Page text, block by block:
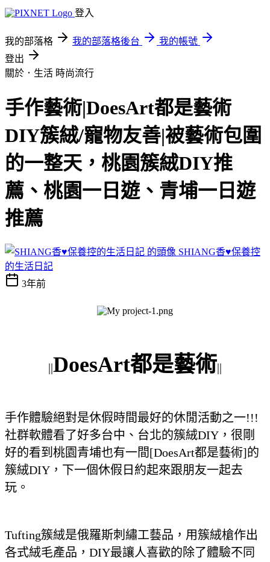
登入
我的部落格 我的部落格後台
我的帳號
登出
關於．生活 時尚流行
手作藝術|DoesArt都是藝術
DIY簇絨/寵物友善|被藝術包圍
的一整天，桃園簇絨DIY推
薦、桃園一日遊、青埔一日遊
推薦
SHIANG香♥保養控
的生活日記
3年前
||DoesArt都是藝術||
手作體驗絕對是休假時間最好的休閒活動之一!!!
社群軟體看了好多台中、台北的簇絨DIY，很剛
好的看到桃園青埔也有一間[DoesArt都是藝術]的
簇絨DIY，下一個休假日約起來跟朋友一起去
玩。
Tufting簇絨是俄羅斯刺繡工藝品，用簇絨槍作出
各式絨毛產品，DIY最讓人喜歡的除了體驗不同